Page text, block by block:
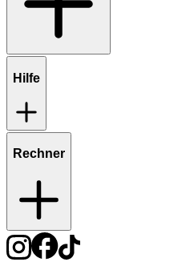
Hilfe
Rechner